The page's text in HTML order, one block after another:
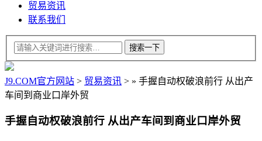
贸易资讯
联系我们
J9.COM官方网站 > 贸易资讯 > » 手握自动权破浪前行 从出产
车间到商业口岸外贸
手握自动权破浪前行 从出产车间到商业口岸外贸